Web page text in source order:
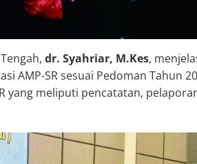
dr. Syahriar, M.Kes,
AMP-SR sesuai Pedoman Tahun
yang meliputi pencatatan,